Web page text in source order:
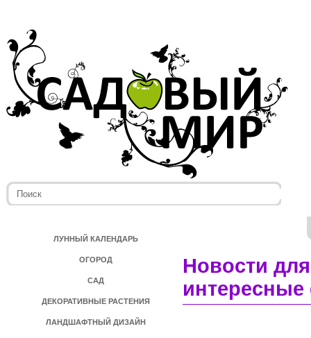
ЛУННЫЙ КАЛЕНДАРЬ
ОГОРОД
САД
ДЕКОРАТИВНЫЕ РАСТЕНИЯ
ЛАНДШАФТНЫЙ ДИЗАЙН
Новости